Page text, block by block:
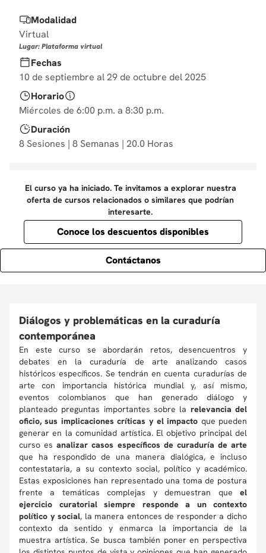
Modalidad
Virtual
Lugar: Plataforma virtual
Fechas
10 de septiembre al 29 de octubre del 2025
Horario
Miércoles de 6:00 p.m. a 8:30 p.m.
Duración
8 Sesiones | 8 Semanas | 20.0 Horas
El curso ya ha iniciado. Te invitamos a explorar nuestra
oferta de cursos relacionados o similares que podrían
interesarte.
Conoce los descuentos disponibles
Contáctanos
Diálogos y problemáticas en la curaduría
contemporánea
En este curso se abordarán retos, desencuentros y
debates en la curaduría de arte analizando casos
históricos específicos. Se tendrán en cuenta curadurías de
arte con importancia histórica mundial y, así mismo,
eventos colombianos que han generado diálogo y
planteado preguntas importantes sobre la relevancia del
oficio, sus implicaciones críticas y el impacto que pueden
generar en la comunidad artística. El objetivo principal del
curso es analizar casos específicos de curaduría de arte
que ha respondido de una manera dialógica, e incluso
contestataria, a su contexto social, político y académico.
Estas exposiciones han representado una toma de postura
frente a temáticas complejas y demuestran que el
ejercicio curatorial siempre responde a un contexto
político y social, la manera entonces de responder a dicho
contexto da sentido y enmarca la importancia de la
muestra artística. Se busca también poner en perspectiva